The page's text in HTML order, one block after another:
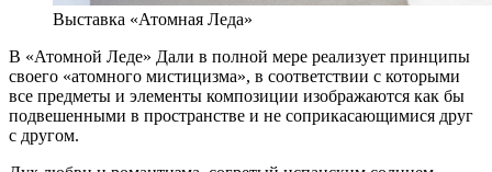
Выставка «Атомная Леда»
В «Атомной Леде» Дали в полной мере реализует принципы
своего «атомного мистицизма», в соответствии с которыми
все предметы и элементы композиции изображаются как бы
подвешенными в пространстве и не соприкасающимися друг
с другом.